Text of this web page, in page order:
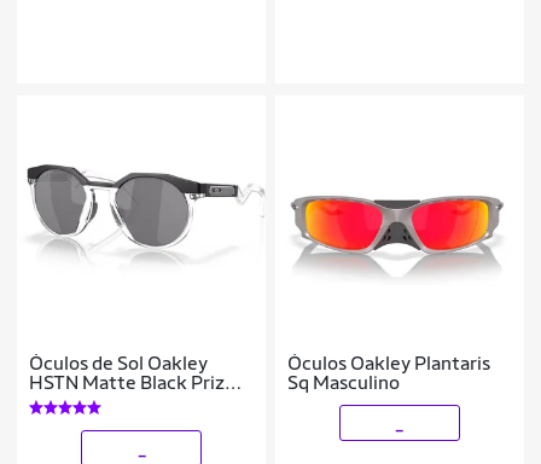
Óculos de Sol Oakley
HSTN Matte Black Prizm
Black Polarized
Óculos Oakley Plantaris
Sq Masculino